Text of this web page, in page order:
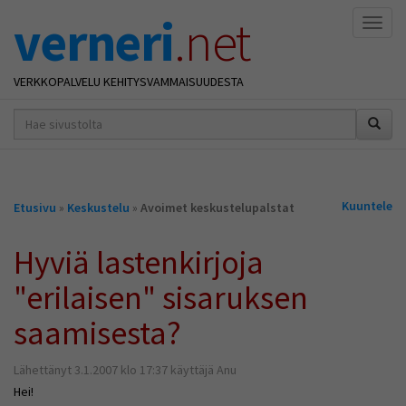
verneri.net
VERKKOPALVELU KEHITYSVAMMAISUUDESTA
hakusana(t)
Olet
Etusivu » Keskustelu » Avoimet keskustelupalstat Kuuntele
Hyviä lastenkirjoja
"erilaisen" sisaruksen
saamisesta?
Lähettänyt 3.1.2007 klo 17:37 käyttäjä Anu
Hei!